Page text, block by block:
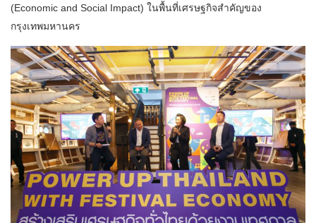
(Economic and Social Impact) ในพื้นที่เศรษฐกิจสำคัญของ
กรุงเทพมหานคร